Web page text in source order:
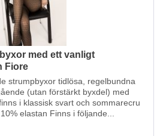
med ett vanligt
Fiore
strumpbyxor tidlösa, regelbundna
(utan förstärkt byxdel) med
i klassisk svart och sommarecru
elastan Finns i följande...